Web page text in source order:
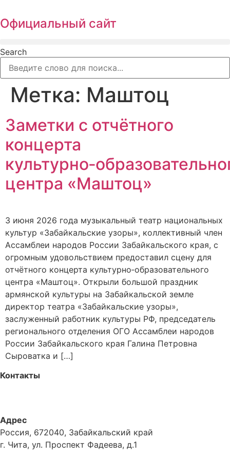
к
содержимому
Официальный сайт
Search
Метка: Маштоц
Заметки с отчётного
концерта
центра «Маштоц»
3 июня 2026 года музыкальный театр национальных
культур «Забайкальские узоры», коллективный член
Ассамблеи народов России Забайкальского края, с
огромным удовольствием предоставил сцену для
отчётного концерта культурно‑образовательного
центра «Маштоц». Открыли большой праздник
армянской культуры на Забайкальской земле
директор театра «Забайкальские узоры»,
заслуженный работник культуры РФ, председатель
регионального отделения ОГО Ассамблеи народов
России Забайкальского края Галина Петровна
Сыроватка и […]
Контакты
Адрес
Россия, 672040, Забайкальский край
г. Чита, ул. Проспект Фадеева, д.1